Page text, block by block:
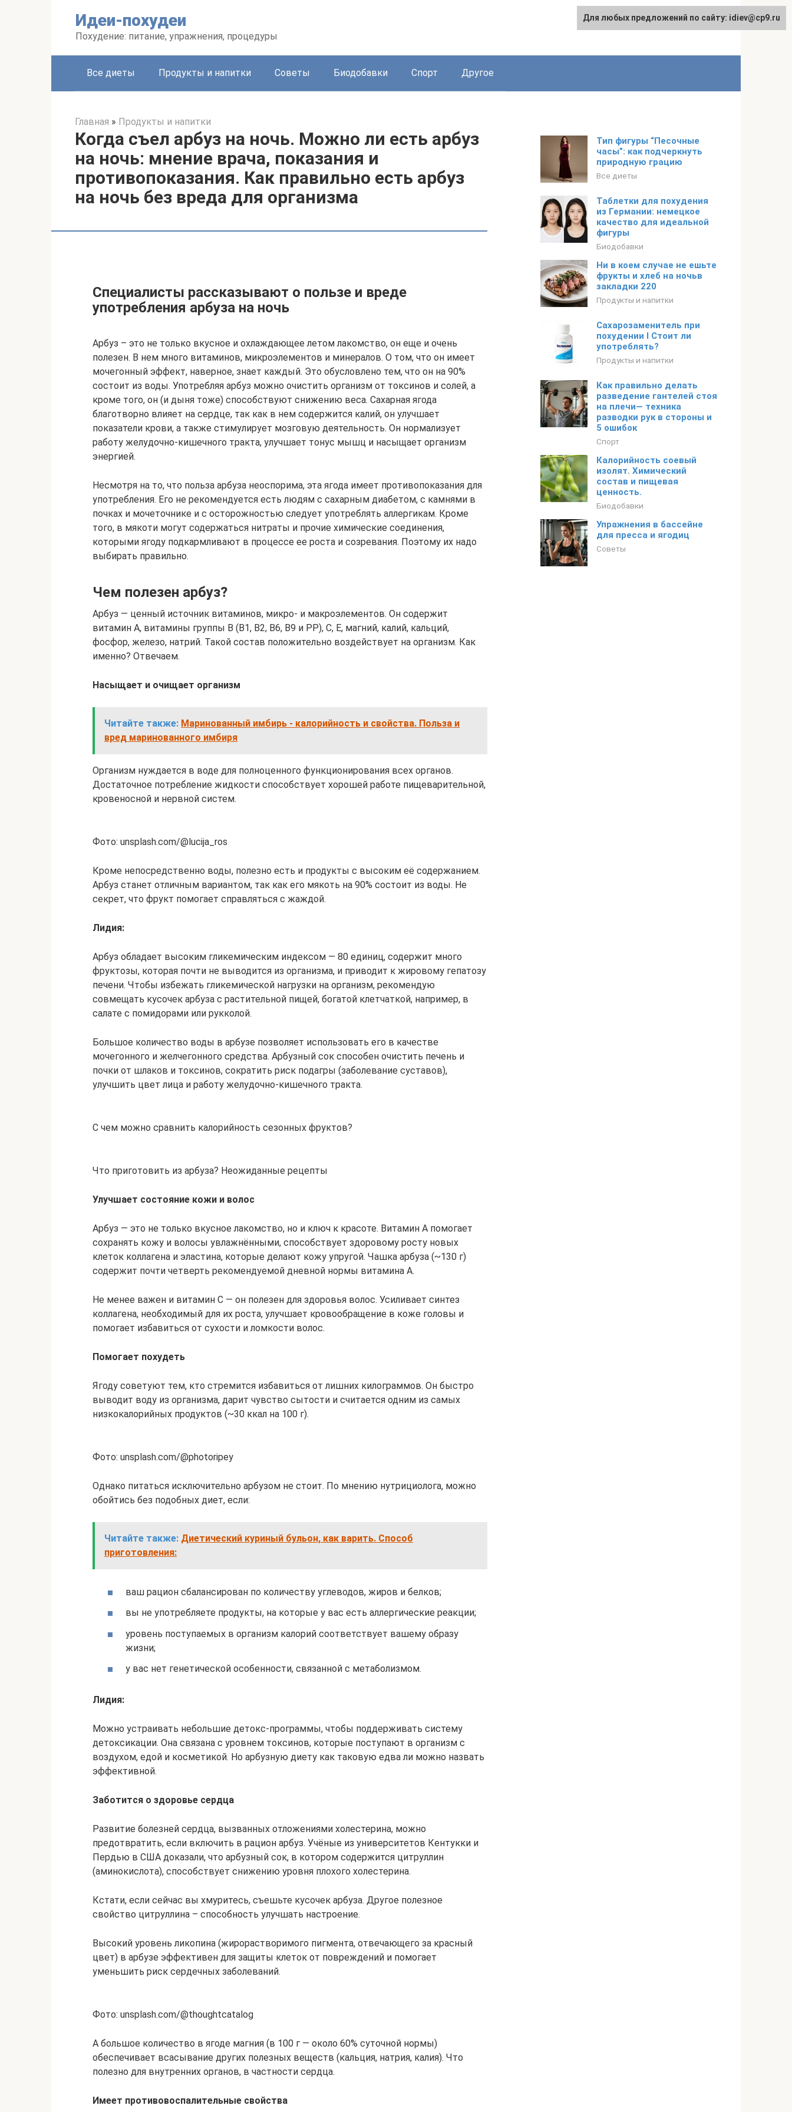
Идеи-похудеи
Похудение: питание, упражнения, процедуры
Все диеты Продукты и напитки Советы Биодобавки Спорт Другое
Главная » Продукты и напитки
Когда съел арбуз на ночь. Можно ли есть арбуз
на ночь: мнение врача, показания и
противопоказания. Как правильно есть арбуз
на ночь без вреда для организма
Специалисты рассказывают о пользе и вреде
употребления арбуза на ночь
Арбуз – это не только вкусное и охлаждающее летом лакомство, он еще и очень
полезен. В нем много витаминов, микроэлементов и минералов. О том, что он имеет
мочегонный эффект, наверное, знает каждый. Это обусловлено тем, что он на 90%
состоит из воды. Употребляя арбуз можно очистить организм от токсинов и солей, а
кроме того, он (и дыня тоже) способствуют снижению веса. Сахарная ягода
благотворно влияет на сердце, так как в нем содержится калий, он улучшает
показатели крови, а также стимулирует мозговую деятельность. Он нормализует
работу желудочно-кишечного тракта, улучшает тонус мышц и насыщает организм
энергией.
Несмотря на то, что польза арбуза неоспорима, эта ягода имеет противопоказания для
употребления. Его не рекомендуется есть людям с сахарным диабетом, с камнями в
почках и мочеточнике и с осторожностью следует употреблять аллергикам. Кроме
того, в мякоти могут содержаться нитраты и прочие химические соединения,
которыми ягоду подкармливают в процессе ее роста и созревания. Поэтому их надо
выбирать правильно.
Чем полезен арбуз?
Арбуз — ценный источник витаминов, микро- и макроэлементов. Он содержит
витамин А, витамины группы В (В1, В2, В6, В9 и РР), С, Е, магний, калий, кальций,
фосфор, железо, натрий. Такой состав положительно воздействует на организм. Как
именно? Отвечаем.
Насыщает и очищает организм
Читайте также: Маринованный имбирь - калорийность и свойства. Польза и
вред маринованного имбиря
Организм нуждается в воде для полноценного функционирования всех органов.
Достаточное потребление жидкости способствует хорошей работе пищеварительной,
кровеносной и нервной систем.
Фото: unsplash.com/@lucija_ros
Кроме непосредственно воды, полезно есть и продукты с высоким её содержанием.
Арбуз станет отличным вариантом, так как его мякоть на 90% состоит из воды. Не
секрет, что фрукт помогает справляться с жаждой.
Лидия:
Арбуз обладает высоким гликемическим индексом — 80 единиц, содержит много
фруктозы, которая почти не выводится из организма, и приводит к жировому гепатозу
печени. Чтобы избежать гликемической нагрузки на организм, рекомендую
совмещать кусочек арбуза с растительной пищей, богатой клетчаткой, например, в
салате с помидорами или рукколой.
Большое количество воды в арбузе позволяет использовать его в качестве
мочегонного и желчегонного средства. Арбузный сок способен очистить печень и
почки от шлаков и токсинов, сократить риск подагры (заболевание суставов),
улучшить цвет лица и работу желудочно-кишечного тракта.
С чем можно сравнить калорийность сезонных фруктов?
Что приготовить из арбуза? Неожиданные рецепты
Улучшает состояние кожи и волос
Арбуз — это не только вкусное лакомство, но и ключ к красоте. Витамин А помогает
сохранять кожу и волосы увлажнëнными, способствует здоровому росту новых
клеток коллагена и эластина, которые делают кожу упругой. Чашка арбуза (~130 г)
содержит почти четверть рекомендуемой дневной нормы витамина А.
Не менее важен и витамин С — он полезен для здоровья волос. Усиливает синтез
коллагена, необходимый для их роста, улучшает кровообращение в коже головы и
помогает избавиться от сухости и ломкости волос.
Помогает похудеть
Ягоду советуют тем, кто стремится избавиться от лишних килограммов. Он быстро
выводит воду из организма, дарит чувство сытости и считается одним из самых
низкокалорийных продуктов (~30 ккал на 100 г).
Фото: unsplash.com/@photoripey
Однако питаться исключительно арбузом не стоит. По мнению нутрициолога, можно
обойтись без подобных диет, если:
Читайте также: Диетический куриный бульон, как варить. Способ
приготовления:
ваш рацион сбалансирован по количеству углеводов, жиров и белков;
вы не употребляете продукты, на которые у вас есть аллергические реакции;
уровень поступаемых в организм калорий соответствует вашему образу
жизни;
у вас нет генетической особенности, связанной с метаболизмом.
Лидия:
Можно устраивать небольшие детокс-программы, чтобы поддерживать систему
детоксикации. Она связана с уровнем токсинов, которые поступают в организм с
воздухом, едой и косметикой. Но арбузную диету как таковую едва ли можно назвать
эффективной.
Заботится о здоровье сердца
Развитие болезней сердца, вызванных отложениями холестерина, можно
предотвратить, если включить в рацион арбуз. Учёные из университетов Кентукки и
Пердью в США доказали, что арбузный сок, в котором содержится цитруллин
(аминокислота), способствует снижению уровня плохого холестерина.
Кстати, если сейчас вы хмуритесь, съешьте кусочек арбуза. Другое полезное
свойство цитруллина – способность улучшать настроение.
Высокий уровень ликопина (жирорастворимого пигмента, отвечающего за красный
цвет) в арбузе эффективен для защиты клеток от повреждений и помогает
уменьшить риск сердечных заболеваний.
Фото: unsplash.com/@thoughtcatalog
А большое количество в ягоде магния (в 100 г — около 60% суточной нормы)
обеспечивает всасывание других полезных веществ (кальция, натрия, калия). Что
полезно для внутренних органов, в частности сердца.
Имеет противовоспалительные свойства
Тип фигуры “Песочные
часы”: как подчеркнуть
природную грацию
Все диеты
Таблетки для похудения
из Германии: немецкое
качество для идеальной
фигуры
Биодобавки
Ни в коем случае не ешьте
фрукты и хлеб на ночьв
закладки 220
Продукты и напитки
Сахарозаменитель при
похудении I Стоит ли
употреблять?
Продукты и напитки
Как правильно делать
разведение гантелей стоя
на плечи— техника
разводки рук в стороны и
5 ошибок
Спорт
Калорийность соевый
изолят. Химический
состав и пищевая
ценность.
Биодобавки
Упражнения в бассейне
для пресса и ягодиц
Советы
Для любых предложений по сайту: idiev@cp9.ru